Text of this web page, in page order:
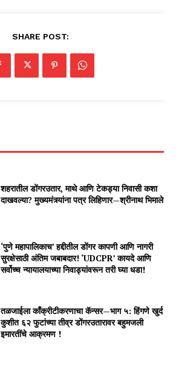
SHARE POST:
शहरातील डोंगरउतार, माथे आणि टेकड्या निवासी कशा
दाखवल्या? मुख्यमंत्र्यांना पत्र लिहिणार—श्रीनाथ भिमाले
‘पुणे महापालिकाच’ हद्दीतील डोंगर कापणी आणि नागरी
सुरक्षेसाठी अंतिम जबाबदार! ‘UDCPR’ कायदे आणि
सर्वोच्च न्यायालयाच्या निवाड्यांवरून तरी घ्या धडा!
तळजाईला काँक्रीटीकरणाचा कॅन्सर—भाग ५: हिंगणे खुर्द
कुशीत ६२ फुटांच्या तीव्र डोंगरउतारावर बहुमजली
इमारतींचे आक्रमण !